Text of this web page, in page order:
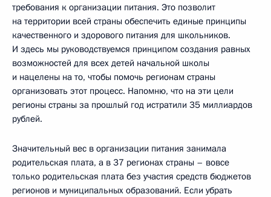
требования к организации питания. Это позволит
на территории всей страны обеспечить единые принципы
качественного и здорового питания для школьников.
И здесь мы руководствуемся принципом создания равных
возможностей для всех детей начальной школы
и нацелены на то, чтобы помочь регионам страны
организовать этот процесс. Напомню, что на эти цели
регионы страны за прошлый год истратили 35 миллиардов
рублей.
Значительный вес в организации питания занимала
родительская плата, а в 37 регионах страны – вовсе
только родительская плата без участия средств бюджетов
регионов и муниципальных образований. Если убрать